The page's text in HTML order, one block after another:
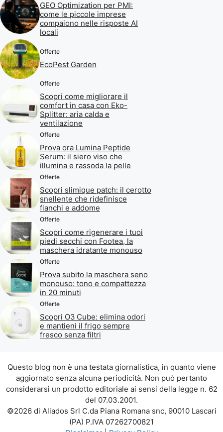
GEO Optimization per PMI:
come le piccole imprese
compaiono nelle risposte AI
locali
Offerte
EcoPest Garden
Offerte
Scopri come migliorare il
comfort in casa con Eko-
Splitter: aria calda e
ventilazione
Offerte
Prova ora Lumina Peptide
Serum: il siero viso che
illumina e rassoda la pelle
Offerte
Scopri slimique patch: il cerotto
snellente che ridefinisce
fianchi e addome
Offerte
Scopri come rigenerare i tuoi
piedi secchi con Footea, la
maschera idratante monouso
Offerte
Prova subito la maschera seno
monouso: tono e compattezza
in 20 minuti
Offerte
Scopri O3 Cube: elimina odori
e mantieni il frigo sempre
fresco senza filtri
Questo blog non è una testata giornalistica, in quanto viene
aggiornato senza alcuna periodicità. Non può pertanto
considerarsi un prodotto editoriale ai sensi della legge n. 62
del 07.03.2001.
©2026 di Aliados Srl C.da Piana Romana snc, 90010 Lascari
(PA) P.IVA 07262700821